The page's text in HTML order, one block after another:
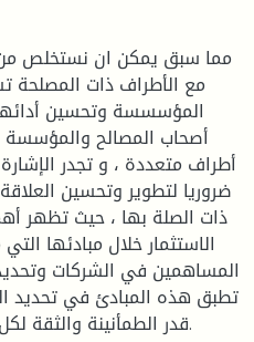
مما سبق يمكن ان نستخلص من
مع الأطراف ذات المصلحة
المؤسسسة وتحسين
أصحاب المصالح والمؤسسة
أطراف متعددة ، و تجدر
ضروريا لتطوير وتحسين
ذات الصلة بها ، حيث تظهر
الاستثمار خلال مبادئها
المساهمين في الشركات
تطبق هذه المبادئ في تحديد
قدر الطمأنينة والثقة لكل اصحاب المصالح مع المؤسسة.